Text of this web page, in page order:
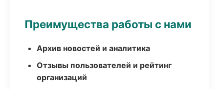
Преимущества работы с нами
Архив новостей и аналитика
Отзывы пользователей и рейтинг
организаций